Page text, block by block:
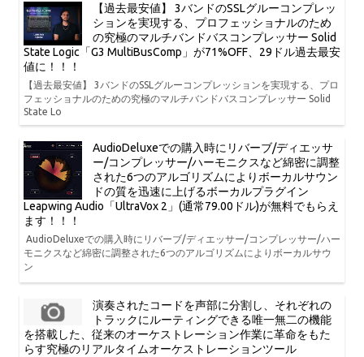
【過去最安値】 3バンドのSSLグルーコンプレッ
ションを実現する、プロフェッショナルのため
の究極のマルチバンドバスコンプレッサー Solid
State Logic「G3 MultiBusComp」が71%OFF、29ドル過去最安
値に！！！
【過去最安値】 3バンドのSSLグルーコンプレッションを実現する、プロ
フェッショナルのための究極のマルチバンドバスコンプレッサー Solid
State Lo
AudioDeluxeでの購入時にリバーブ/ディエッサ
ー/コンプレッサー/ハーモニクスなど綿密に調整
された6つのアルゴリズムによりボーカルサウン
ドの質を迅速に上げるボーカルプラグイン
Leapwing Audio「UltraVox 2」(通常79.00ドル)が無料でもらえ
ます！！！
AudioDeluxeでの購入時にリバーブ/ディエッサー/コンプレッサー/ハー
モニクスなど綿密に調整された6つのアルゴリズムによりボーカルサウ
ン
演奏されたコードを声部に分割し、それぞれの
トラックにルーティングできる唯一無二の機能
を搭載した、従来のオーケストレーション作業に革命をもた
らす究極のリアルタイムオーケストレーションツール